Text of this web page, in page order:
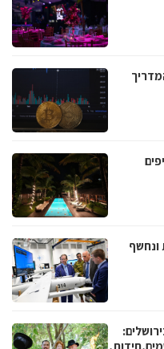
ונחשף